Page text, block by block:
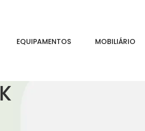
EQUIPAMENTOS MOBILIÁRIO